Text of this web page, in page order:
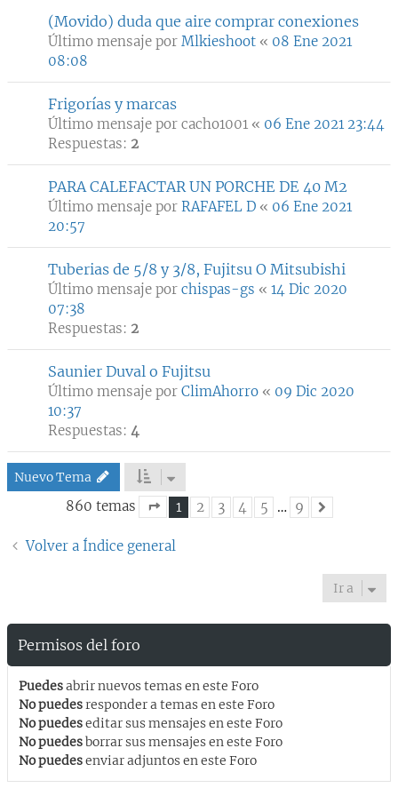
(Movido) duda que aire comprar conexiones
Último mensaje por Mlkieshoot « 08 Ene 2021
08:08
Frigorías y marcas
Último mensaje por cacho1001 « 06 Ene 2021 23:44
Respuestas: 2
PARA CALEFACTAR UN PORCHE DE 40 M2
Último mensaje por RAFAFEL D « 06 Ene 2021
20:57
Tuberias de 5/8 y 3/8, Fujitsu O Mitsubishi
Último mensaje por chispas-gs « 14 Dic 2020
07:38
Respuestas: 2
Saunier Duval o Fujitsu
Último mensaje por ClimAhorro « 09 Dic 2020
10:37
Respuestas: 4
Nuevo Tema
860 temas
Página1de9
1 2 3 4 5 … 9
Siguiente
Volver a Índice general
Ir a
Permisos del foro
Puedesabrir nuevos temas en este Foro
No puedesresponder a temas en este Foro
No puedeseditar sus mensajes en este Foro
No puedesborrar sus mensajes en este Foro
No puedesenviar adjuntos en este Foro